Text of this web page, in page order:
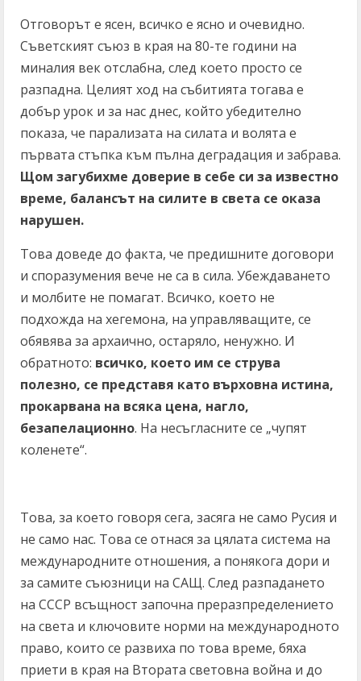
Отговорът е ясен, всичко е ясно и очевидно.
Съветският съюз в края на 80-те години на
миналия век отслабна, след което просто се
разпадна. Целият ход на събитията тогава е
добър урок и за нас днес, който убедително
показа, че парализата на силата и волята е
първата стъпка към пълна деградация и забрава.
Щом загубихме доверие в себе си за известно
време, балансът на силите в света се оказа
нарушен.
Това доведе до факта, че предишните договори
и споразумения вече не са в сила. Убеждаването
и молбите не помагат. Всичко, което не
подхожда на хегемона, на управляващите, се
обявява за архаично, остаряло, ненужно. И
обратното: всичко, което им се струва
полезно, се представя като върховна истина,
прокарвана на всяка цена, нагло,
безапелационно. На несъгласните се „чупят
коленете“.
Това, за което говоря сега, засяга не само Русия и
не само нас. Това се отнася за цялата система на
международните отношения, а понякога дори и
за самите съюзници на САЩ. След разпадането
на СССР всъщност започна преразпределението
на света и ключовите норми на международното
право, които се развиха по това време, бяха
приети в края на Втората световна война и до